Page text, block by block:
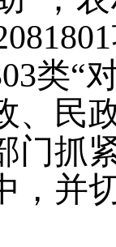
类“
、民
门抓
，并